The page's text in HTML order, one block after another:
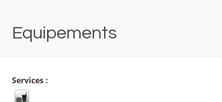
Equipements
Services :